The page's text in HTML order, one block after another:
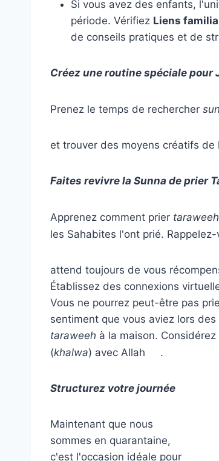
Si vous avez des enfants,
période. Vérifiez Liens
de conseils pratiques et de
Créez une routine spéciale pour
Prenez le temps de rechercher
et trouver des moyens créatifs de
Faites revivre la Sunna de prier
Apprenez comment prier taraweeh
les Sahabites l'ont prié.
attend toujours de vous
Établissez des connexions
Vous ne pourrez peut-être pas
sentiment que vous aviez lors
taraweeh à la maison.
(khalwa) avec Allah .
Structurez votre journée
Maintenant que nous
sommes en quarantaine,
c'est l'occasion idéale pour